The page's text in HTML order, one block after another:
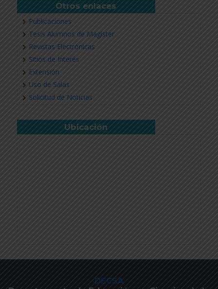
Otros enlaces
Publicaciones
Tesis Alumnos de Magíster
Revistas Electrónicas
Sitios de Interés
Extensión
Uso de Salas
Solicitud de Noticias
Ubicación
DECSA